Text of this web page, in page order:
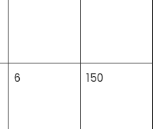
6 150